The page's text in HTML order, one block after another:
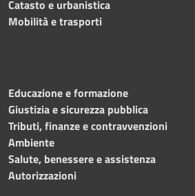
Catasto e urbanistica
Mobilità e trasporti
Educazione e formazione
Giustizia e sicurezza pubblica
Tributi, finanze e contravvenzioni
Ambiente
Salute, benessere e assistenza
Autorizzazioni